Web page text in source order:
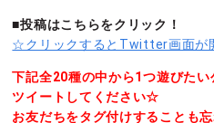
■投稿はこちらをクリック！
☆クリックするとTwitter画面が
下記全20種の中から1つ遊びた
ツイートしてください☆
お友だちをタグ付けすることも